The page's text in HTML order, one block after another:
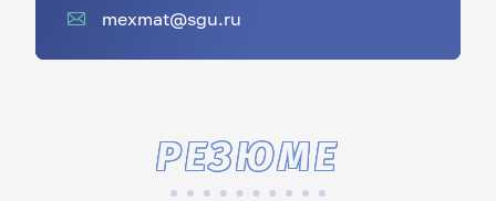
mexmat@sgu.ru
РЕЗЮМЕ